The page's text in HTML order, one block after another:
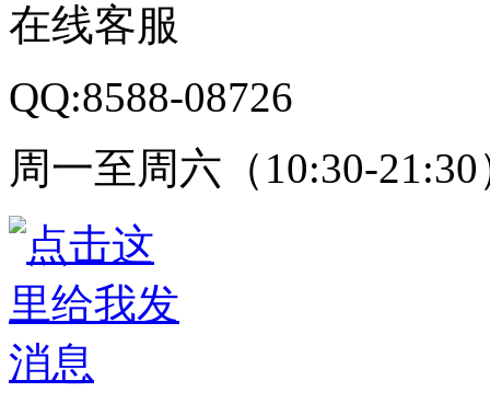
在线客服
QQ:8588-08726
周一至周六（10:30-21:30